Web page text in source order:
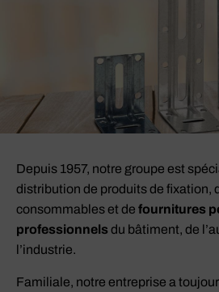
Depuis 1957, notre groupe est
distribution de produits de fixation,
consommables et de fournitures
professionnels du bâtiment, de
l’industrie.
Familiale, notre entreprise a